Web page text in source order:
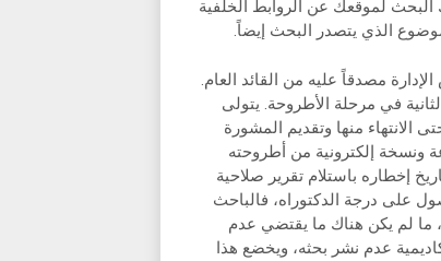
لموقعك عن الروابط الخلفية
مصدقاً عليه من القائد العام.
في مرحلة الأطروحة. يتولى
الانتهاء منها وتقديم المشورة
ونسخة إلكترونية من أطروحته
إخطاره باستلام تقرير صلاحية
على درجة الدكتوراه، فالباحث
ما لم يكن هناك ما يقتضي عدم
عدم نشر بحثه، ويخضع هذا